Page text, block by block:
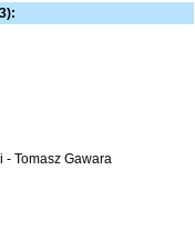
- Tomasz Gawara